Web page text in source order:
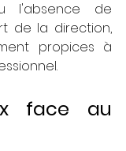
l'absence de
de la direction,
propices à
face au